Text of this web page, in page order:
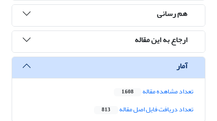
هم رسانی
ارجاع به این مقاله
آمار
تعداد مشاهده مقاله 1,608
تعداد دریافت فایل اصل مقاله 813